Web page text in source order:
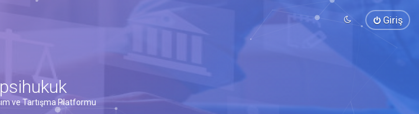
Giriş
ve Tartışma Platformu